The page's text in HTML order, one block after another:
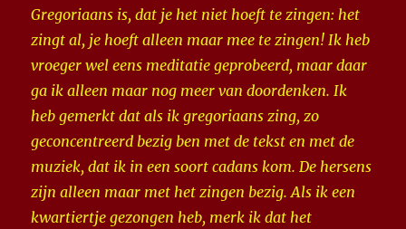
Gregoriaans is, dat je het niet hoeft te zingen: het
zingt al, je hoeft alleen maar mee te zingen! Ik heb
vroeger wel eens meditatie geprobeerd, maar daar
ga ik alleen maar nog meer van doordenken. Ik
heb gemerkt dat als ik gregoriaans zing, zo
geconcentreerd bezig ben met de tekst en met de
muziek, dat ik in een soort cadans kom. De hersens
zijn alleen maar met het zingen bezig. Als ik een
kwartiertje gezongen heb, merk ik dat het